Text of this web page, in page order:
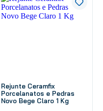
Rejunte Ceramfix
Porcelanatos e Pedras
Novo Bege Claro 1 Kg